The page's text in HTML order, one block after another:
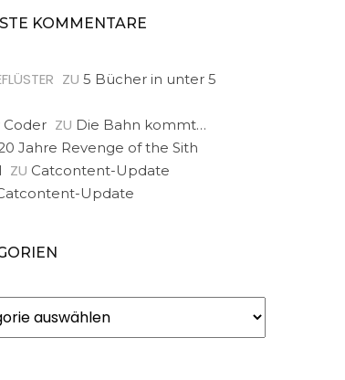
KOMMENTARE
ZU 5 Bücher in unter 5
Coder ZU Die Bahn kommt…
Jahre Revenge of the Sith
ZU Catcontent-Update
Update